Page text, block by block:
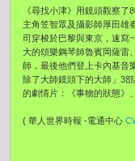
《尋找小津》用鏡頭觀察
主角笠智眾及攝影師厚田雄
司穿梭於巴黎與東京，速寫
大的頌樂鋼琴師魯賓岡薩雷
師，最後他們登上卡內基音
除了大師鏡頭下的大師」3
的劇情片：《事物的狀態》
( 華人世界時報 -電通中心